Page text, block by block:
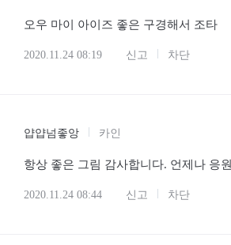
오우 마이 아이즈 좋은 구경해서 조타
2020.11.24 08:19 신고 차단
얍얍넘좋앙 카인
항상 좋은 그림 감사합니다. 언제나 응
2020.11.24 08:44 신고 차단